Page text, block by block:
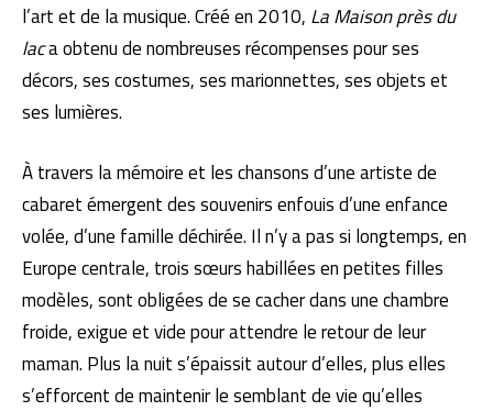
l’art et de la musique. Créé en 2010, La Maison près du
laca obtenu de nombreuses récompenses pour ses
décors, ses costumes, ses marionnettes, ses objets et
ses lumières.
À travers la mémoire et les chansons d’une artiste de
cabaret émergent des souvenirs enfouis d’une enfance
volée, d’une famille déchirée. Il n’y a pas si longtemps, en
Europe centrale, trois sœurs habillées en petites filles
modèles, sont obligées de se cacher dans une chambre
froide, exigue et vide pour attendre le retour de leur
maman. Plus la nuit s’épaissit autour d’elles, plus elles
s’efforcent de maintenir le semblant de vie qu’elles